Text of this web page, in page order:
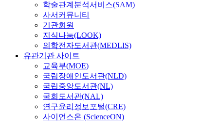
학술관계분석서비스(SAM)
사서커뮤니티
기관회원
지식나눔(LOOK)
의학전자도서관(MEDLIS)
유관기관 사이트
교육부(MOE)
국립장애인도서관(NLD)
국립중앙도서관(NL)
국회도서관(NAL)
연구윤리정보포털(CRE)
사이언스온 (ScienceON)